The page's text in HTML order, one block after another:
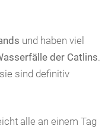
und haben viel
der Catlins.
sind definitiv
alle an einem Tag